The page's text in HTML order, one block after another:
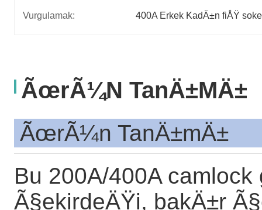
Vurgulamak: 400A Erkek KadÄ±n fiÅŸ
ÃœrÃ¼n TanÄ±mÄ±
ÃœrÃ¼n TanÄ±mÄ±
Bu 200A/400A
Ã§ekirdeÄŸi, bakÄ±r